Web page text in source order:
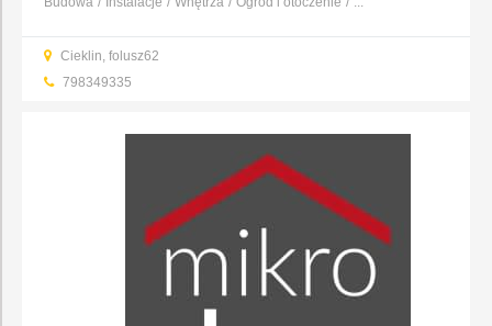
Cieklin, folusz62
798349335